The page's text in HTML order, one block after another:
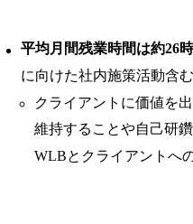
平均月間残業時間は約26
に向けた社内施策活動含む
クライアントに価値を
維持することや自己研
WLBとクライアントへ